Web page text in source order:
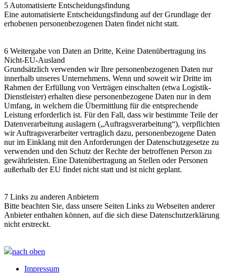
5 Automatisierte Entscheidungsfindung
Eine automatisierte Entscheidungsfindung auf der Grundlage der
erhobenen personenbezogenen Daten findet nicht statt.
6 Weitergabe von Daten an Dritte, Keine Datenübertragung ins
Nicht-EU-Ausland
Grundsätzlich verwenden wir Ihre personenbezogenen Daten nur
innerhalb unseres Unternehmens. Wenn und soweit wir Dritte im
Rahmen der Erfüllung von Verträgen einschalten (etwa Logistik-
Dienstleister) erhalten diese personenbezogene Daten nur in dem
Umfang, in welchem die Übermittlung für die entsprechende
Leistung erforderlich ist. Für den Fall, dass wir bestimmte Teile der
Datenverarbeitung auslagern („Auftragsverarbeitung“), verpflichten
wir Auftragsverarbeiter vertraglich dazu, personenbezogene Daten
nur im Einklang mit den Anforderungen der Datenschutzgesetze zu
verwenden und den Schutz der Rechte der betroffenen Person zu
gewährleisten. Eine Datenübertragung an Stellen oder Personen
außerhalb der EU findet nicht statt und ist nicht geplant.
7 Links zu anderen Anbietern
Bitte beachten Sie, dass unsere Seiten Links zu Webseiten anderer
Anbieter enthalten können, auf die sich diese Datenschutzerklärung
nicht erstreckt.
nach oben
Impressum